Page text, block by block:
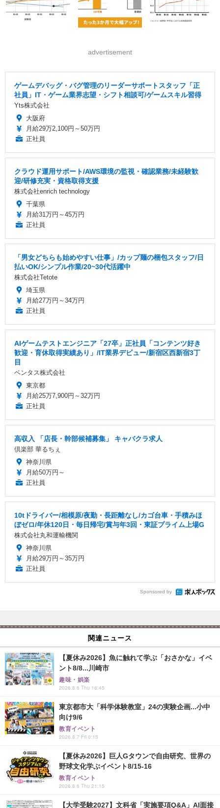
advertisement
ゲームデバッグ・バグ管理のリーダーサポートスタッフ「正
社員」IT・ゲーム業界志望・シフト相談可/ゲームスキル習得
Yts株式会社
大阪府
月給29万2,100円～50万円
正社員
クラウド運用サポート/AWS環境の監視・確認業務/未経験歓
迎/研修充実・資格取得支援
株式会社enrich technology
千葉県
月給31万円～45万円
正社員
「男女どちらも始めやすい仕事」/カップ麺の梱包スタッフ/日
払いOK/シンプル作業/20~30代活躍中
株式会社Tetote
埼玉県
月給27万円～34万円
正社員
AIゲームテストエンジニア「27卒」正社員「コンテンツ好き
歓迎・育休取得実績あり」/IT業界デビュー/新宿区西新宿3丁
目
ベンタス株式会社
東京都
月給25万7,900円～32万円
正社員
高収入 「店長・幹部候補募集」 キャバクラ求人
倶楽部 華るちぇ
神奈川県
月給50万円～
正社員
10tドライバー/相模原/夜勤・長距離なし/カゴ台車・手積みほ
ぼゼロ/年休120日・毎日帰宅/賞与年3回・東証プライム上場G
株式会社丸和運輸機関
神奈川県
月給29万円～35万円
正社員
Sponsored by
関連ニュース
【夏休み2026】魚に触れて学ぶ「おさかな」イベ
ント8/8...川崎市
趣味・娯楽
2026.8.6 Thu 16:45
東京都市大「科学体験教室」24の実験企画...小中
向け9/6
教育イベント
2026.8.7 Fri 0:15
【夏休み2026】巨人Gタウンで自由研究、世界の
野球文化学ぶイベント8/15-16
教育イベント
2026.8.6 Thu 21:15
【大学受験2027】文科省「実施要項Q&A」AI面接